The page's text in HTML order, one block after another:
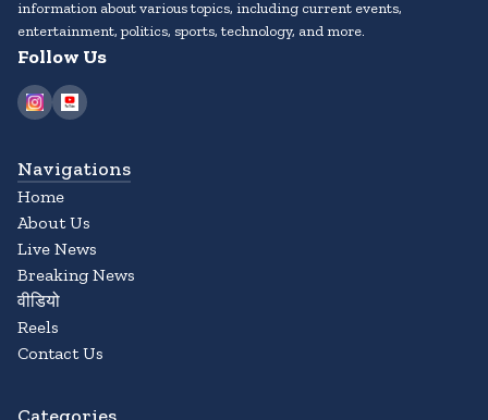
information about various topics, including current events,
entertainment, politics, sports, technology, and more.
Follow Us
Navigations
Home
About Us
Live News
Breaking News
वीडियो
Reels
Contact Us